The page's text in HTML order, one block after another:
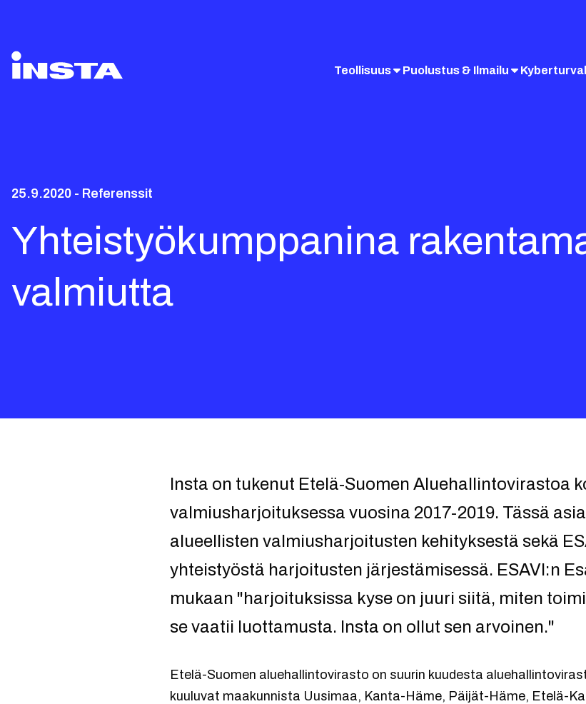
Teollisuus Puolustus & Ilmailu
25.9.2020 - Referenssit
Yhteistyökumppanina
valmiutta
Insta on tukenut Etelä-Suomen Aluehallintovirastoa
valmiusharjoituksessa vuosina 2017-2019. Tässä
alueellisten valmiusharjoitusten kehityksestä sekä
yhteistyöstä harjoitusten järjestämisessä. ESAVI:n
mukaan "harjoituksissa kyse on juuri siitä, miten
se vaatii luottamusta. Insta on ollut sen arvoinen."
Etelä-Suomen aluehallintovirasto on suurin kuudesta
kuuluvat maakunnista Uusimaa, Kanta-Häme, Päijät-Häme, Etelä-